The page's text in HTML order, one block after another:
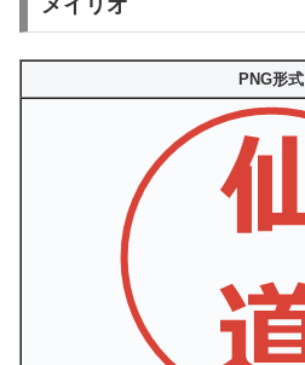
PNG形式